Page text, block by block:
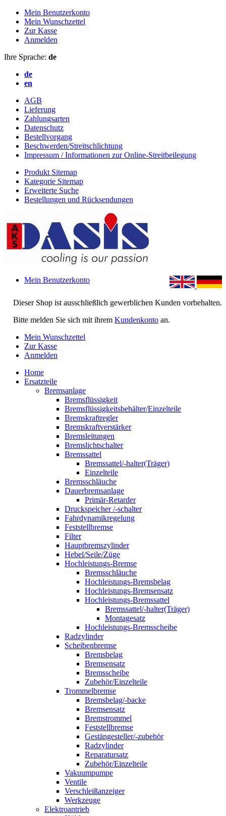
Mein Benutzerkonto
Mein Wunschzettel
Zur Kasse
Anmelden
Ihre Sprache: de
de
en
AGB
Lieferung
Zahlungsarten
Datenschutz
Bestellvorgang
Beschwerden/Streitschlichtung
Impressum / Informationen zur Online-Streitbeilegung
Produkt Sitemap
Kategorie Sitemap
Erweiterte Suche
Bestellungen und Rücksendungen
Dieser Shop ist ausschließlich gewerblichen Kunden vorbehalten.
Bitte melden Sie sich mit ihrem Kundenkonto an.
Mein Benutzerkonto
Mein Wunschzettel
Zur Kasse
Anmelden
Home
Ersatzteile
Bremsanlage
Bremsflüssigkeit
Bremsflüssigkeitsbehälter/Einzelteile
Bremskraftregler
Bremskraftverstärker
Bremsleitungen
Bremslichtschalter
Bremssattel
Bremssattel/-halter(Träger)
Einzelteile
Bremsschläuche
Dauerbremsanlage
Primär-Retarder
Druckspeicher /-schalter
Fahrdynamikregelung
Feststellbremse
Filter
Hauptbremszylinder
Hebel/Seile/Züge
Hochleistungs-Bremse
Bremsschläuche
Hochleistungs-Bremsbelag
Hochleistungs-Bremsensatz
Hochleistungs-Bremssattel
Bremssattel/-halter(Träger)
Montagesatz
Hochleistungs-Bremsscheibe
Radzylinder
Scheibenbremse
Bremsbelag
Bremsensatz
Bremsscheibe
Zubehör/Einzelteile
Trommelbremse
Bremsbelag/-backe
Bremsensatz
Bremstrommel
Feststellbremse
Gestängesteller/-zubehör
Radzylinder
Reparatursatz
Zubehör/Einzelteile
Vakuumpumpe
Ventile
Verschleißanzeiger
Werkzeuge
Elektroantrieb